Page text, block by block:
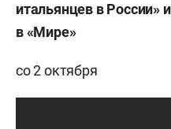
итальянцев в России»
в «Мире»
со 2 октября